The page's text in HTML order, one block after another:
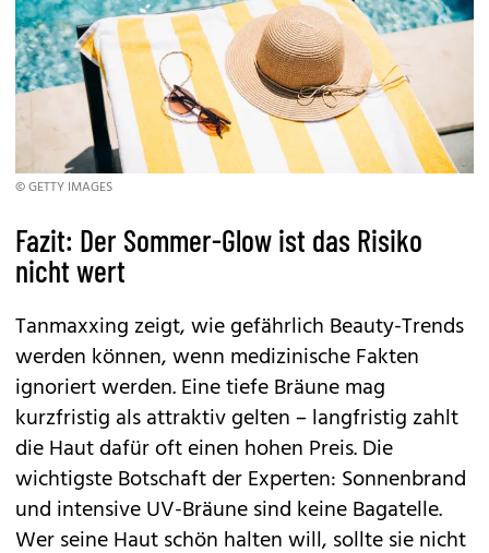
© GETTY IMAGES
Fazit: Der Sommer-Glow ist das Risiko
nicht wert
Tanmaxxing zeigt, wie gefährlich Beauty-Trends
werden können, wenn medizinische Fakten
ignoriert werden. Eine tiefe Bräune mag
kurzfristig als attraktiv gelten – langfristig zahlt
die Haut dafür oft einen hohen Preis. Die
wichtigste Botschaft der Experten: Sonnenbrand
und intensive UV-Bräune sind keine Bagatelle.
Wer seine Haut schön halten will, sollte sie nicht